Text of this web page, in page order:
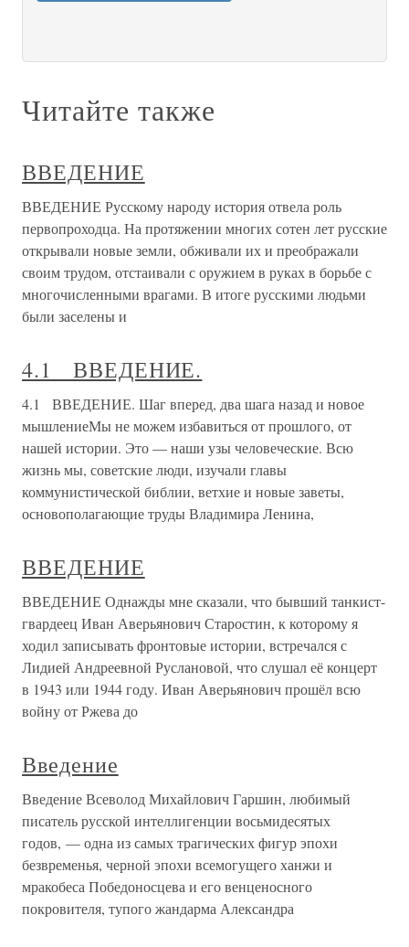
Читайте также
ВВЕДЕНИЕ
ВВЕДЕНИЕ Русскому народу история отвела роль
первопроходца. На протяжении многих сотен лет русские
открывали новые земли, обживали их и преображали
своим трудом, отстаивали с оружием в руках в борьбе с
многочисленными врагами. В итоге русскими людьми
были заселены и
4.1 ВВЕДЕНИЕ.
4.1 ВВЕДЕНИЕ. Шаг вперед, два шага назад и новое
мышлениеМы не можем избавиться от прошлого, от
нашей истории. Это — наши узы человеческие. Всю
жизнь мы, советские люди, изучали главы
коммунистической библии, ветхие и новые заветы,
основополагающие труды Владимира Ленина,
ВВЕДЕНИЕ
ВВЕДЕНИЕ Однажды мне сказали, что бывший танкист-
гвардеец Иван Аверьянович Старостин, к которому я
ходил записывать фронтовые истории, встречался с
Лидией Андреевной Руслановой, что слушал её концерт
в 1943 или 1944 году. Иван Аверьянович прошёл всю
войну от Ржева до
Введение
Введение Всеволод Михайлович Гаршин, любимый
писатель русской интеллигенции восьмидесятых
годов, — одна из самых трагических фигур эпохи
безвременья, черной эпохи всемогущего ханжи и
мракобеса Победоносцева и его венценосного
покровителя, тупого жандарма Александра